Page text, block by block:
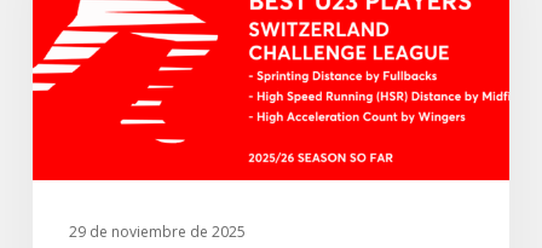
Challenge
League
parámetros
29 de noviembre de 2025